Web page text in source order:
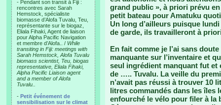
- Pendant son transit à Fiji :
rencontres avec Sarah
Hemstock, spécialiste
biomasse d’Alofa Tuvalu, Teu,
représentante sur le biogaz,
Eliala Fihaki, Agent de liaison
pour Alpha Pacific Navigation
et membre d’Alofa.. / While
transiting in Fiji: meetings with
Sarah Hemstock, Alofa Tuvalu
biomass scientist, Teu, biogas
representative, Eliala Fihaki,
Alpha Pacific Liaison agent
and a member of Alofa
Tuvalu..
- Petit événement de
sensibilisation sur le climat
grand public », à priori prévu
petit bateau pour Amatuku
Un long d’ailleurs puisque
de garde, ils travailleront à
En fait comme je l’ai sans
manquante sur l’inventaire et
seul ingrédient manquant fut et
de ….. Tuvalu. La veille du
n’avait pas réussi à trouver 10
litres commandés dans les îles
enfourché le vélo pour filer à la